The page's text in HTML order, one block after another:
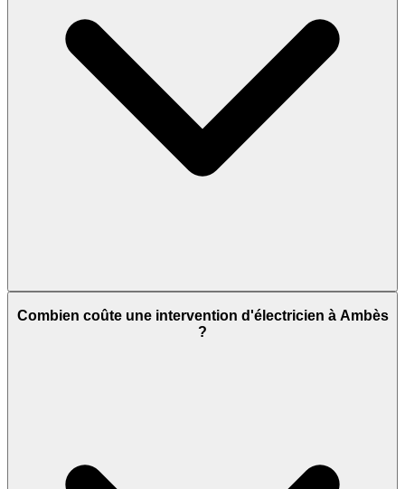
Combien coûte une intervention d'électricien à Ambès
?